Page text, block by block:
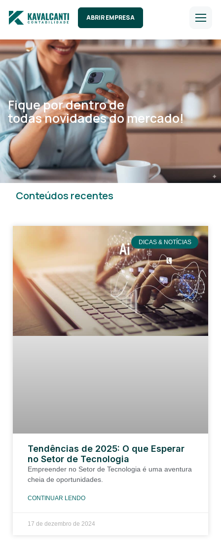
ABRIR EMPRESA
Fique por dentro de
todas novidades do mercado!
Conteúdos recentes
DICAS & NOTÍCIAS
Tendências de 2025: O que Esperar
no Setor de Tecnologia
Empreender no Setor de Tecnologia é uma aventura
cheia de oportunidades.
CONTINUAR LENDO
17 de dezembro de 2024